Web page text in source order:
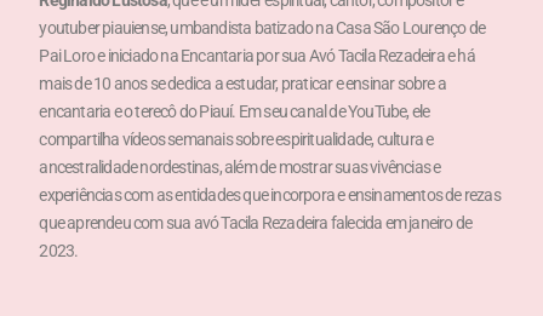
youtuber piauiense, umbandista batizado na Casa São Lourenço de
Pai Loro e iniciado na Encantaria por sua Avó Tacila Rezadeira e há
mais de 10 anos se dedica a estudar, praticar e ensinar sobre a
encantaria e o terecô do Piauí. Em seu canal de YouTube, ele
compartilha vídeos semanais sobre espiritualidade, cultura e
ancestralidade nordestinas, além de mostrar suas vivências e
experiências com as entidades que incorpora e ensinamentos de rezas
que aprendeu com sua avó Tacila Rezadeira falecida em janeiro de
2023.